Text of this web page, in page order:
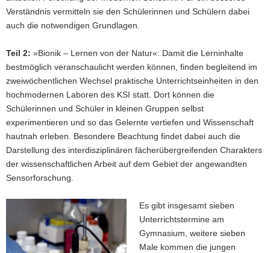
Verständnis vermitteln sie den Schülerinnen und Schülern dabei
auch die notwendigen Grundlagen.
Teil 2: »Bionik – Lernen von der Natur«: Damit die Lerninhalte
bestmöglich veranschaulicht werden können, finden begleitend im
zweiwöchentlichen Wechsel praktische Unterrichtseinheiten in den
hochmodernen Laboren des KSI statt. Dort können die
Schülerinnen und Schüler in kleinen Gruppen selbst
experimentieren und so das Gelernte vertiefen und Wissenschaft
hautnah erleben. Besondere Beachtung findet dabei auch die
Darstellung des interdisziplinären fächerübergreifenden Charakters
der wissenschaftlichen Arbeit auf dem Gebiet der angewandten
Sensorforschung.
Es gibt insgesamt sieben
Unterrichtstermine am
Gymnasium, weitere sieben
Male kommen die jungen